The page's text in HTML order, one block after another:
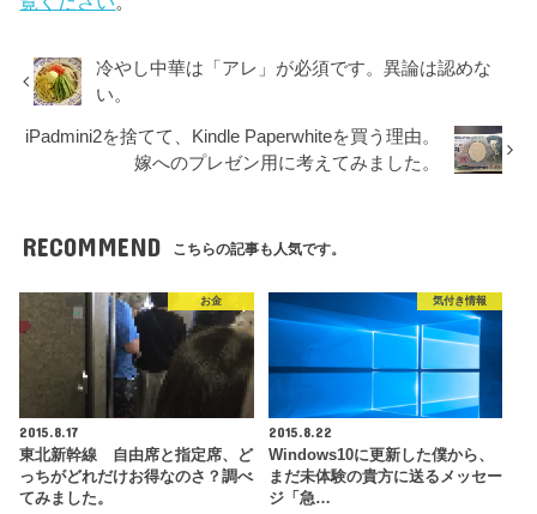
冷やし中華は「アレ」が必須です。異論は認めな
い。
iPadmini2を捨てて、Kindle Paperwhiteを買う理由。
嫁へのプレゼン用に考えてみました。
RECOMMEND こちらの記事も人気です。
お金
2015.8.17
東北新幹線 自由席と指定席、ど
っちがどれだけお得なのさ？調べ
てみました。
気付き情報
2015.8.22
Windows10に更新した僕から、
まだ未体験の貴方に送るメッセー
ジ「急…